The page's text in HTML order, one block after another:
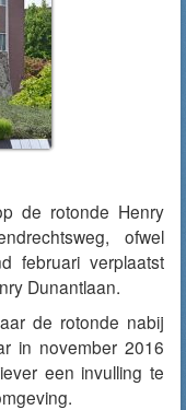
de rotonde Henry
ofwel
februari verplaatst
Dunantlaan.
de rotonde nabij
in november 2016
een invulling te